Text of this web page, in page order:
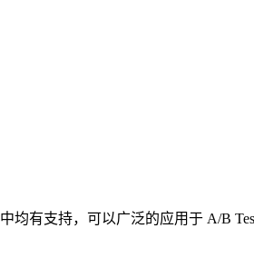
有支持，可以广泛的应用于 A/B